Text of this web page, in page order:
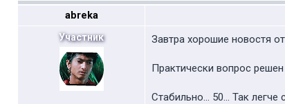
abreka
Участник Завтра хорошие новостя
Практически вопрос
Стабильно... 50... Так легче